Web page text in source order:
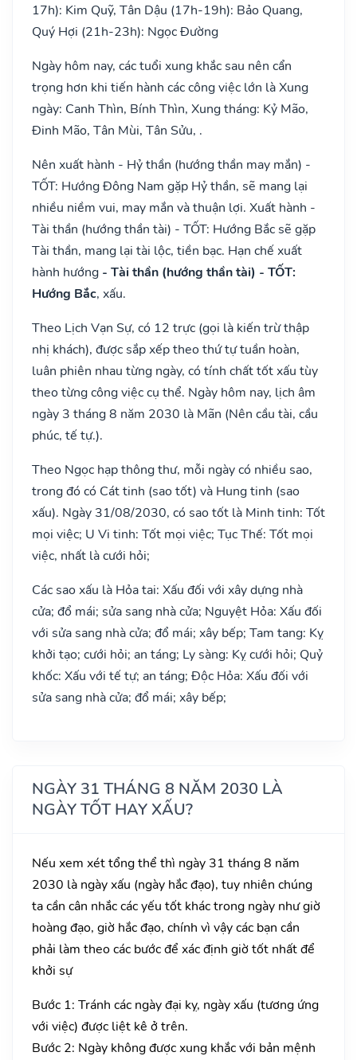
17h): Kim Quỹ, Tân Dậu (17h-19h): Bảo Quang,
Quý Hợi (21h-23h): Ngọc Đường
Ngày hôm nay, các tuổi xung khắc sau nên cẩn
trọng hơn khi tiến hành các công việc lớn là Xung
ngày: Canh Thìn, Bính Thìn, Xung tháng: Kỷ Mão,
Đinh Mão, Tân Mùi, Tân Sửu, .
Nên xuất hành - Hỷ thần (hướng thần may mắn) -
TỐT: Hướng Đông Nam gặp Hỷ thần, sẽ mang lại
nhiều niềm vui, may mắn và thuận lợi. Xuất hành -
Tài thần (hướng thần tài) - TỐT: Hướng Bắc sẽ gặp
Tài thần, mang lại tài lộc, tiền bạc. Hạn chế xuất
hành hướng - Tài thần (hướng thần tài) - TỐT:
Hướng Bắc, xấu.
Theo Lịch Vạn Sự, có 12 trực (gọi là kiến trừ thập
nhị khách), được sắp xếp theo thứ tự tuần hoàn,
luân phiên nhau từng ngày, có tính chất tốt xấu tùy
theo từng công việc cụ thể. Ngày hôm nay, lịch âm
ngày 3 tháng 8 năm 2030 là Mãn (Nên cầu tài, cầu
phúc, tế tự.).
Theo Ngọc hạp thông thư, mỗi ngày có nhiều sao,
trong đó có Cát tinh (sao tốt) và Hung tinh (sao
xấu). Ngày 31/08/2030, có sao tốt là Minh tinh: Tốt
mọi việc; U Vi tinh: Tốt mọi việc; Tục Thế: Tốt mọi
việc, nhất là cưới hỏi;
Các sao xấu là Hỏa tai: Xấu đối với xây dựng nhà
cửa; đổ mái; sửa sang nhà cửa; Nguyệt Hỏa: Xấu đối
với sửa sang nhà cửa; đổ mái; xây bếp; Tam tang: Kỵ
khởi tạo; cưới hỏi; an táng; Ly sàng: Kỵ cưới hỏi; Quỷ
khốc: Xấu với tế tự; an táng; Độc Hỏa: Xấu đối với
sửa sang nhà cửa; đổ mái; xây bếp;
NGÀY 31 THÁNG 8 NĂM 2030 LÀ
NGÀY TỐT HAY XẤU?
Nếu xem xét tổng thể thì ngày 31 tháng 8 năm
2030 là ngày xấu (ngày hắc đạo), tuy nhiên chúng
ta cần cân nhắc các yếu tốt khác trong ngày như giờ
hoàng đạo, giờ hắc đạo, chính vì vậy các bạn cần
phải làm theo các bước để xác định giờ tốt nhất để
khởi sự
Bước 1: Tránh các ngày đại kỵ, ngày xấu (tương ứng
với việc) được liệt kê ở trên.
Bước 2: Ngày không được xung khắc với bản mệnh